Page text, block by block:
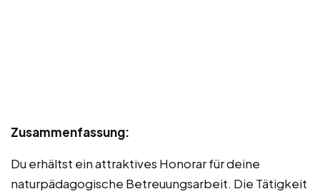
Zusammenfassung:
Du erhältst ein attraktives Honorar für deine
naturpädagogische Betreuungsarbeit. Die Tätigkeit